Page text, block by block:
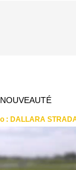
NOUVEAUTÉ